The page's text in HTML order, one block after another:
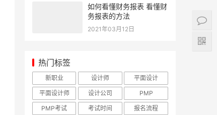
如何看懂财务报表 看懂财
务报表的方法
2021年03月12日
热门标签
新职业 设计师
平面设计
平面设计师
设计公司
PMP
PMP考试
考试时间
报名流程